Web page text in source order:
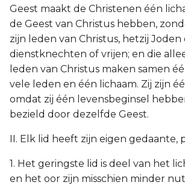
Geest maakt de Christenen één
de Geest van Christus hebben,
zijn leden van Christus, hetzij
dienstknechten of vrijen; en die
leden van Christus maken samen
vele leden en één lichaam. Zij zijn
omdat zij één levensbeginsel
bezield door dezelfde Geest.
II. Elk lid heeft zijn eigen gedaante,
1. Het geringste lid is deel van het
en het oor zijn misschien minder